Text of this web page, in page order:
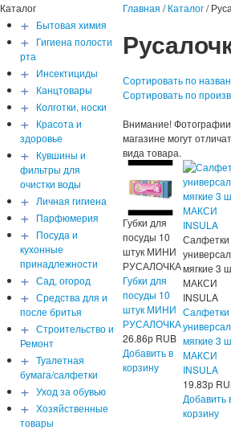
Каталог
+ Бытовая химия
+ Гигиена полости
рта
+ Инсектициды
+ Канцтовары
+ Колготки, носки
+ Красота и
здоровье
+ Кувшины и
фильтры для
очистки воды
+ Личная гигиена
+ Парфюмерия
+ Посуда и
кухонные
принадлежности
+ Сад, огород
+ Средства для и
после бритья
+ Строительство и
Ремонт
+ Туалетная
бумага/салфетки
+ Уход за обувью
+ Хозяйственные
товары
Главная /Каталог/
Сортировать по
Сортировать по
Внимание!
магазине могут
вида товара.
Губки для
посуды 10
штук МИНИ
РУСАЛОЧКА
Губки для
посуды 10
штук МИНИ
РУСАЛОЧКА
26.86р RUB
Добавить в
корзину
Салфетки
мягкие 3
МАКСИ
INSULA
Салфетки
мягкие 3
МАКСИ
INSULA
19.83р
Добавить
корзину